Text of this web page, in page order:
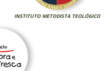
INSTITUTO METODISTA TEOLÓGICO